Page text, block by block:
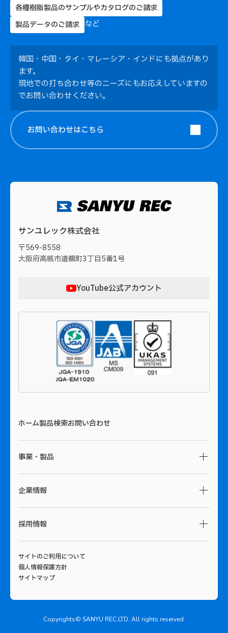
各種樹脂製品のサンプルやカタログのご請求
製品データのご請求 など
韓国・中国・タイ・マレーシア・インドにも拠点があり
ます。
現地での打ち合わせ等のニーズにもお応えしていますの
でお問い合わせください。
お問い合わせはこちら
サンユレック株式会社
〒569-8558
大阪府高槻市道鵜町3丁目5番1号
YouTube公式アカウント
ホーム製品検索お問い合わせ
事業・製品
事業・製品トップ
電気・電子材料
半導体材料
建築・土木関連材料
企業情報
企業情報トップ
お知らせ
トップメッセージ
沿革
品質・環境方針
海外拠点
SDGs
採用情報
採用情報トップ
サンユレくんがゆくトップ
サンユレックってどんな会社？
サンユレックのお仕事紹介
品質保証部
業務部
サイトのご利用について
個人情報保護方針
サイトマップ
Copyrights© SANYU REC.LTD. All rights reserved.